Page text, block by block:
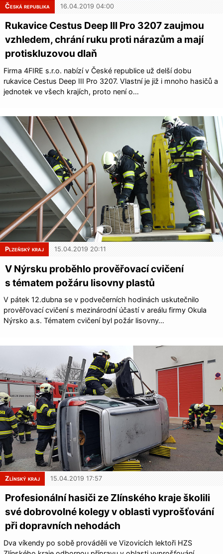
Česká republika 16.04.2019 04:00
Rukavice Cestus Deep III Pro 3207 zaujmou
vzhledem, chrání ruku proti nárazům a mají
protiskluzovou dlaň
Firma 4FIRE s.r.o. nabízí v České republice už delší dobu
rukavice Cestus Deep III Pro 3207. Vlastní je již i mnoho hasičů a
jednotek ve všech krajích, proto není o…
Plzeňský kraj 15.04.2019 20:11
V Nýrsku proběhlo prověřovací cvičení
s tématem požáru lisovny plastů
V pátek 12.dubna se v podvečerních hodinách uskutečnilo
prověřovací cvičení s mezinárodní účastí v areálu firmy Okula
Nýrsko a.s. Tématem cvičení byl požár lisovny…
Zlínský kraj 15.04.2019 17:57
Profesionální hasiči ze Zlínského kraje školili
své dobrovolné kolegy v oblasti vyprošťování
při dopravních nehodách
Dva víkendy po sobě prováděli ve Vizovicích lektoři HZS